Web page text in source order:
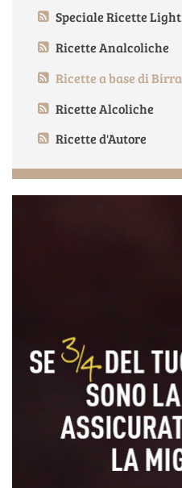
Speciale Ricette Light
Ricette Analcoliche
Ricette a base di Birra
Ricette Alcoliche
Ricette d'Autore